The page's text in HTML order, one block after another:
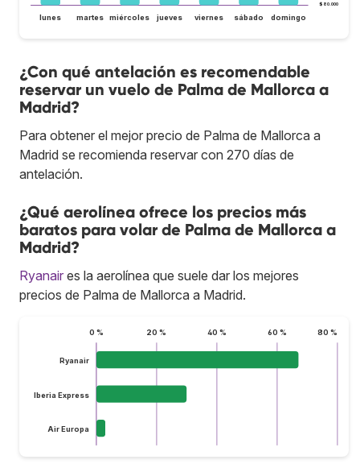
$80.000
lunes martes miércoles jueves viernes sábado domingo
¿Con qué antelación es recomendable
reservar un vuelo de Palma de Mallorca a
Madrid?
Para obtener el mejor precio de Palma de Mallorca a
Madrid se recomienda reservar con 270 días de
antelación.
¿Qué aerolínea ofrece los precios más
baratos para volar de Palma de Mallorca a
Madrid?
Ryanair es la aerolínea que suele dar los mejores
precios de Palma de Mallorca a Madrid.
0 % 20 % 40 % 60 % 80 %
Ryanair
Iberia Express
Air Europa